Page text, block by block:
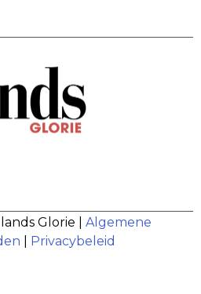
Glorie | Algemene
Privacybeleid